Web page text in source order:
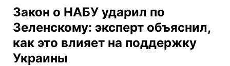
Закон о НАБУ ударил по
Зеленскому: эксперт объяснил,
как это влияет на поддержку
Украины